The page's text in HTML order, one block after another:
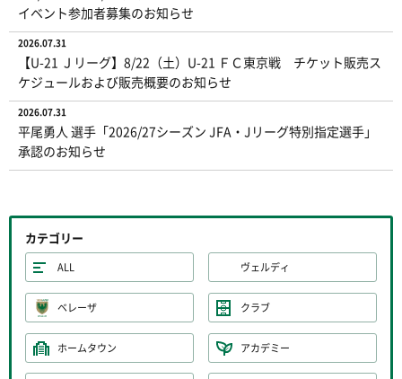
イベント参加者募集のお知らせ
2026.07.31
【U-21 Ｊリーグ】8/22（土）U-21 ＦＣ東京戦 チケット販売ス
ケジュールおよび販売概要のお知らせ
2026.07.31
平尾勇人 選手「2026/27シーズン JFA・Jリーグ特別指定選手」
承認のお知らせ
カテゴリー
ALL ヴェルディ
ベレーザ クラブ
ホームタウン アカデミー